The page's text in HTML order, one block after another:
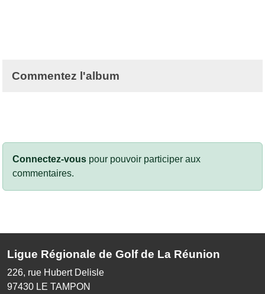
Commentez l'album
Connectez-vous pour pouvoir participer aux
commentaires.
Ligue Régionale de Golf de La Réunion
226, rue Hubert Delisle
97430 LE TAMPON